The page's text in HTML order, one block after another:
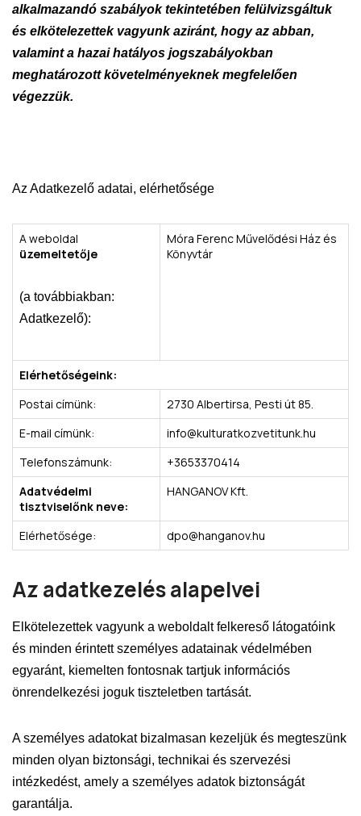
alkalmazandó szabályok tekintetében felülvizsgáltuk
és elkötelezettek vagyunk aziránt, hogy az abban,
valamint a hazai hatályos jogszabályokban
meghatározott követelményeknek megfelelően
végezzük.
Az Adatkezelő adatai, elérhetősége
A weboldal
üzemeltetője
(a továbbiakban:
Adatkezelő):
Móra Ferenc Művelődési Ház és
Könyvtár
Elérhetőségeink:
Postai címünk:
2730 Albertirsa, Pesti út 85.
E-mail címünk:
info@kulturatkozvetitunk.hu
Telefonszámunk:
+3653370414
Adatvédelmi
tisztviselőnk neve:
HANGANOV Kft.
Elérhetősége: dpo@hanganov.hu
Az adatkezelés alapelvei
Elkötelezettek vagyunk a weboldalt felkereső látogatóink
és minden érintett személyes adatainak védelmében
egyaránt, kiemelten fontosnak tartjuk információs
önrendelkezési joguk tiszteletben tartását.
A személyes adatokat bizalmasan kezeljük és megteszünk
minden olyan biztonsági, technikai és szervezési
intézkedést, amely a személyes adatok biztonságát
garantálja.